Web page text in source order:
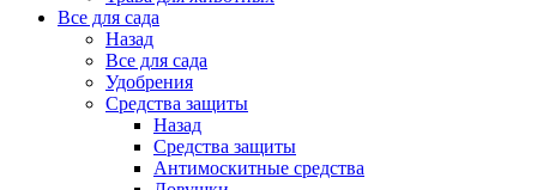
Все для сада
Назад
Все для сада
Удобрения
Средства защиты
Назад
Средства защиты
Антимоскитные средства